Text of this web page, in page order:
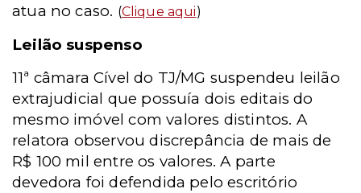
atua no caso. (Clique aqui)
Leilão suspenso
11ª câmara Cível do TJ/MG suspendeu leilão
extrajudicial que possuía dois editais do
mesmo imóvel com valores distintos. A
relatora observou discrepância de mais de
R$ 100 mil entre os valores. A parte
devedora foi defendida pelo escritório